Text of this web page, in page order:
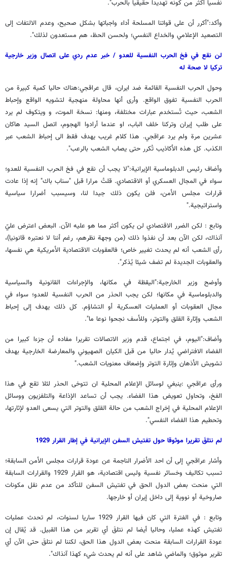
نفسيا أكثر من كونه تهديدا حقيقيا بالحرب".
وأكد:"أكرر أن على قواتنا المسلحة أداء واجباتها بشكل صحيح، وعدم الالتفات إلى
التصعيد الإعلامي والخداع النفسي؛ ولحسن الحظ، هم مستعدون لذلك".
لن نقع في فخ الحرب النفسية للعدو / خبر عدم ردي على اتصال وزير خارجية
تركيا لا صحة له
وحول الحرب النفسية القائمة ضد ايران، قال عراقجي:هناك حاليا كمية كبيرة من
الحرب النفسية تفوق الواقع. وأرى أنها محاولة منهجية لتشويه الواقع وإحباط
الشعب، حيث تُستخدم عبارات مختلفة، ومنها: نسخة الموت، و ويتكوف لم يرد
على طلب إيران وتركنا خلف الباب، او عندما أرادوا الهجوم، اتصل السيد هاكان
عشرين مرة ولم يرد عراقجي. هذا كلام غريب يهدف فقط الى إحباط الشعب عبر
الكذب. كل هذه الأكاذيب تُكرر حتى يصاب الشعب بالرعب".
وأضاف رئيس الدبلوماسية الإيرانية:"لا يجب أن نقع في فخ الحرب النفسية للعدو؛
سواء في المجال العسكري أو الاقتصادي. قلتُ مرارا قبل "سناب باك" إنه إذا عادت
قرارات مجلس الأمن، فلن يكون ذلك جيدا لنا، وسيسبب أضرارا سياسية
واستراتيجية."
وتابع : لكن الضرر الاقتصادي لن يكون أكثر مما هو عليه الآن. البعض اعترض عليّ
آنذاك، لكن الآن بعد أن نفذوا ذلك (من وجهة نظرهم، رغم أننا لا نعتبره قانونيا)،
رأى الشعب أنه لم يحدث تغيير خاص؛ فالعقوبات الاقتصادية الأمريكية هي نفسها،
والعقوبات الجديدة لم تضف شيئا يُذكر".
وأوضح وزير الخارجية:"اليقظة في مكانها، والإجراءات القانونية والسياسية
والدبلوماسية في مكانها؛ لكن يجب الحذر من الحرب النفسية للعدو؛ سواء في
مجال العقوبات أو العمليات العسكرية أو التشاؤم. كل ذلك يهدف إلى إحباط
الشعب وإثارة القلق والتوتر، وللأسف نجحوا نوعا ما".
وأضاف:"اليوم، في اجتماع، قدم وزير الاتصالات تقريرا مفاده أن جزءا كبيرا من
الفضاء الافتراضي يُدار حاليا من قبل الكيان الصهيوني والمعارضة الخارجية بهدف
تشويش الأذهان وإثارة التوتر وإضعاف معنويات الشعب."
ورأى عراقجي :ينبغي لوسائل الإعلام المحلية ان تتوخى الحذر لئلا تقع في هذا
الفخ، وتحاول تعويض هذا الفضاء. يجب أن تساعد الإذاعة والتلفزيون ووسائل
الإعلام المحلية في إخراج الشعب من حالة القلق والتوتر التي يسعى العدو لإثارتها،
وتحطيم هذا الفضاء النفسي".
لم نتلقَ تقريرا موثوقا حول تفتيش السفن الإيرانية في إطار القرار 1929
وأشار عراقجي إلى أن احد الأضرار الناجمة عن عودة قرارات مجلس الأمن السابقة؛
تسبب تكاليف وخسائر نفسية وليس اقتصادية، هو القرار 1929 والقرارات السابقة
التي منحت بعض الدول الحق في تفتيش السفن للتأكد من عدم نقل مكونات
صاروخية أو نووية إلى داخل إيران أو خارجها.
وتابع : في الفترة التي كان فيها القرار 1929 ساريا لسنوات، لم تحدث عمليات
تفتيش كهذه عمليا، وحاليا أيضا لم نتلقَ أي تقرير من هذا القبيل. قد يُقال إن
عودة القرارات السابقة منحت بعض الدول هذا الحق، لكننا لم نتلقَ حتى الآن أي
تقرير موثوق؛ والماضي شاهد على أنه لم يحدث شيء كهذا آنذاك".